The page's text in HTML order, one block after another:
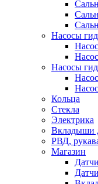
Насосы
Насосы
Кольца
Стекла
Электрика
Вкладыши
РВД,
Магазин